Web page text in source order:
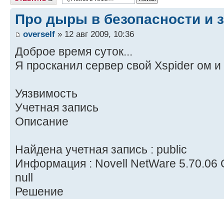
Про дыры в безопасности и
overself » 12 авг 2009, 10:36
Доброе время суток...
Я просканил сервер свой Xspider ом
Уязвимость
Учетная запись
Описание
Найдена учетная запись : public
Информация : Novell NetWare 5.70.06
null
Решение